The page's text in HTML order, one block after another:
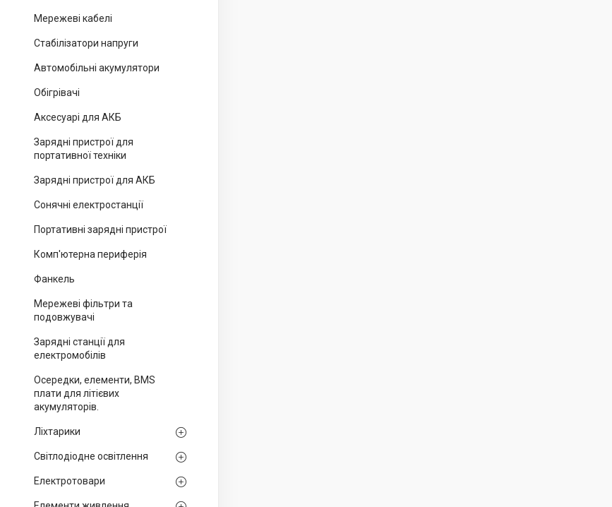
Мережеві кабелі
Стабілізатори напруги
Автомобільні акумулятори
Обігрівачі
Аксесуарі для АКБ
Зарядні пристрої для
портативної техніки
Зарядні пристрої для АКБ
Сонячні електростанції
Портативні зарядні пристрої
Комп'ютерна периферія
Фанкель
Мережеві фільтри та
подовжувачі
Зарядні станції для
електромобілів
Осередки, елементи, BMS
плати для літієвих
акумуляторів.
Ліхтарики
Світлодіодне освітлення
Електротовари